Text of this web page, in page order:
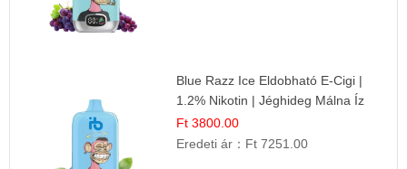
Blue Razz Ice Eldobható E-Cigi |
1.2% Nikotin | Jéghideg Málna Íz
Ft 3800.00
Eredeti ár： Ft 7251.00